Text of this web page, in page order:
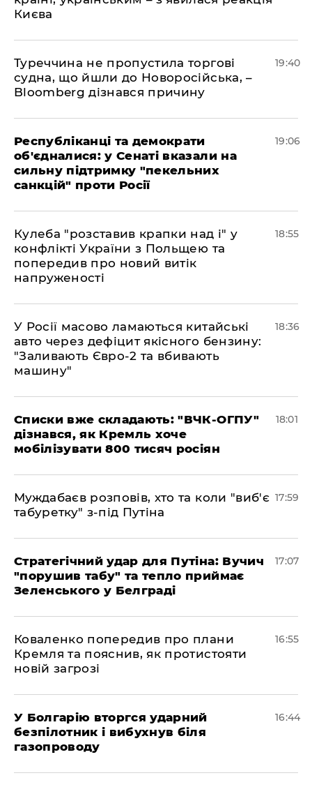
Києва
Туреччина не пропустила торгові
судна, що йшли до Новоросійська, –
Bloomberg дізнався причину
19:40
Республіканці та демократи
об'єдналися: у Сенаті вказали на
сильну підтримку "пекельних
санкцій" проти Росії
19:06
Кулеба "розставив крапки над і" у
конфлікті України з Польщею та
попередив про новий витік
напруженості
18:55
У Росії масово ламаються китайські
авто через дефіцит якісного бензину:
"Заливають Євро-2 та вбивають
машину"
18:36
Списки вже складають: "ВЧК-ОГПУ"
дізнався, як Кремль хоче
мобілізувати 800 тисяч росіян
18:01
Муждабаєв розповів, хто та коли "виб'є
табуретку" з-під Путіна
17:59
Стратегічний удар для Путіна: Вучич
"порушив табу" та тепло приймає
Зеленського у Белграді
17:07
Коваленко попередив про плани
Кремля та пояснив, як протистояти
новій загрозі
16:55
У Болгарію вторгся ударний
безпілотник і вибухнув біля
газопроводу
16:44